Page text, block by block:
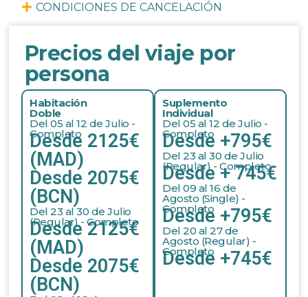
CONDICIONES DE CANCELACIÓN
Precios del viaje por
persona
Habitación
Doble
Del 05 al 12 de Julio -
Completo
Desde 2125€
(MAD)
Desde 2075€
(BCN)
Del 23 al 30 de Julio
(Regular) - Completo
Desde 2125€
(MAD)
Desde 2075€
(BCN)
Suplemento
Individual
Del 05 al 12 de Julio -
Completo
Desde +795€
Del 23 al 30 de Julio
(Regular) - Completo
Desde + 745€
Del 09 al 16 de
Agosto (Single) -
Completo
Desde +795€
Del 20 al 27 de
Agosto (Regular) -
Completo
Desde +745€